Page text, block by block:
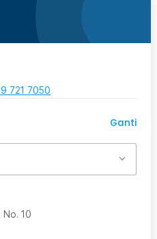
721 7050
Ganti
No. 10